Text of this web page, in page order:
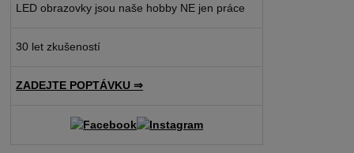
LED obrazovky jsou naše hobby NE jen práce
30 let zkušeností
ZADEJTE POPTÁVKU ⇒